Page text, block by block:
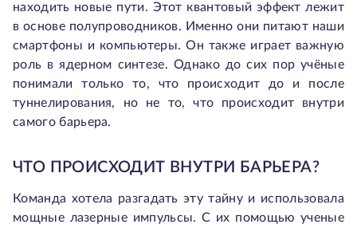
находить новые пути. Этот квантовый эффект лежит
в основе полупроводников. Именно они питают наши
смартфоны и компьютеры. Он также играет важную
роль в ядерном синтезе. Однако до сих пор учёные
понимали только то, что происходит до и после
туннелирования, но не то, что происходит внутри
самого барьера.
ЧТО ПРОИСХОДИТ ВНУТРИ БАРЬЕРА?
Команда хотела разгадать эту тайну и использовала
мощные лазерные импульсы. С их помощью ученые